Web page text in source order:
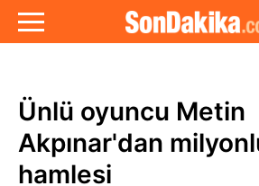
Ünlü oyuncu Metin
Akpınar'dan
hamlesi